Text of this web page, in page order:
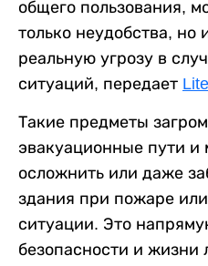
общего пользования,
только неудобства, но
реальную угрозу в
ситуаций, передает
Такие предметы
эвакуационные пути и
осложнить или даже
здания при пожаре
ситуации. Это
безопасности и жизни